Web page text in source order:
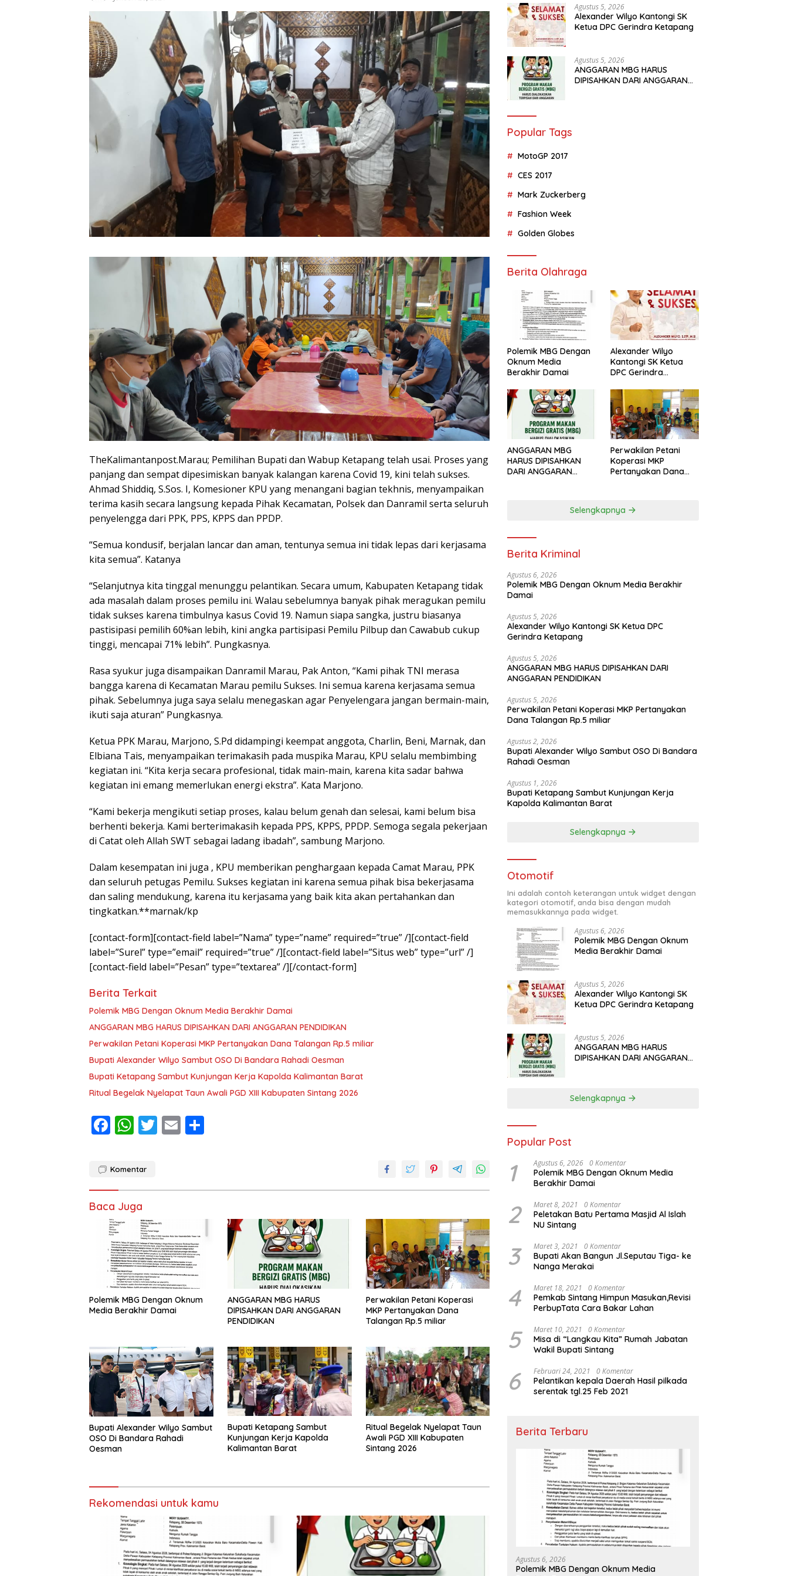
TheKalimantanpost.Marau; Pemilihan Bupati dan Wabup Ketapang telah usai. Proses yang
panjang dan sempat dipesimiskan banyak kalangan karena Covid 19, kini telah sukses.
Ahmad Shiddiq, S.Sos. I, Komesioner KPU yang menangani bagian tekhnis, menyampaikan
terima kasih secara langsung kepada Pihak Kecamatan, Polsek dan Danramil serta seluruh
penyelengga dari PPK, PPS, KPPS dan PPDP.
“Semua kondusif, berjalan lancar dan aman, tentunya semua ini tidak lepas dari kerjasama
kita semua”. Katanya
“Selanjutnya kita tinggal menunggu pelantikan. Secara umum, Kabupaten Ketapang tidak
ada masalah dalam proses pemilu ini. Walau sebelumnya banyak pihak meragukan pemilu
tidak sukses karena timbulnya kasus Covid 19. Namun siapa sangka, justru biasanya
pastisipasi pemilih 60%an lebih, kini angka partisipasi Pemilu Pilbup dan Cawabub cukup
tinggi, mencapai 71% lebih”. Pungkasnya.
Rasa syukur juga disampaikan Danramil Marau, Pak Anton, “Kami pihak TNI merasa
bangga karena di Kecamatan Marau pemilu Sukses. Ini semua karena kerjasama semua
pihak. Sebelumnya juga saya selalu menegaskan agar Penyelengara jangan bermain-main,
ikuti saja aturan” Pungkasnya.
Ketua PPK Marau, Marjono, S.Pd didampingi keempat anggota, Charlin, Beni, Marnak, dan
Elbiana Tais, menyampaikan terimakasih pada muspika Marau, KPU selalu membimbing
kegiatan ini. “Kita kerja secara profesional, tidak main-main, karena kita sadar bahwa
kegiatan ini emang memerlukan energi ekstra”. Kata Marjono.
“Kami bekerja mengikuti setiap proses, kalau belum genah dan selesai, kami belum bisa
berhenti bekerja. Kami berterimakasih kepada PPS, KPPS, PPDP. Semoga segala pekerjaan
di Catat oleh Allah SWT sebagai ladang ibadah”, sambung Marjono.
Dalam kesempatan ini juga , KPU memberikan penghargaan kepada Camat Marau, PPK
dan seluruh petugas Pemilu. Sukses kegiatan ini karena semua pihak bisa bekerjasama
dan saling mendukung, karena itu kerjasama yang baik kita akan pertahankan dan
tingkatkan.**marnak/kp
[contact-form][contact-field label=”Nama” type=”name” required=”true” /][contact-field
label=”Surel” type=”email” required=”true” /][contact-field label=”Situs web” type=”url” /]
[contact-field label=”Pesan” type=”textarea” /][/contact-form]
Berita Terkait
Polemik MBG Dengan Oknum Media Berakhir Damai
ANGGARAN MBG HARUS DIPISAHKAN DARI ANGGARAN PENDIDIKAN
Perwakilan Petani Koperasi MKP Pertanyakan Dana Talangan Rp.5 miliar
Bupati Alexander Wilyo Sambut OSO Di Bandara Rahadi Oesman
Bupati Ketapang Sambut Kunjungan Kerja Kapolda Kalimantan Barat
Ritual Begelak Nyelapat Taun Awali PGD XIII Kabupaten Sintang 2026
F
e
o
o
k
W
at
A
p
p
T E
Komentar
Baca Juga
Polemik MBG Dengan Oknum
Media Berakhir Damai
ANGGARAN MBG HARUS
DIPISAHKAN DARI ANGGARAN
PENDIDIKAN
Perwakilan Petani Koperasi
MKP Pertanyakan Dana
Talangan Rp.5 miliar
Bupati Alexander Wilyo Sambut
OSO Di Bandara Rahadi
Oesman
Bupati Ketapang Sambut
Kunjungan Kerja Kapolda
Kalimantan Barat
Ritual Begelak Nyelapat Taun
Awali PGD XIII Kabupaten
Sintang 2026
Rekomendasi untuk kamu
Agustus 5, 2026
Alexander Wilyo Kantongi SK
Ketua DPC Gerindra Ketapang
Agustus 5, 2026
ANGGARAN MBG HARUS
DIPISAHKAN DARI ANGGARAN
Popular Tags
MotoGP 2017
CES 2017
Mark Zuckerberg
Fashion Week
Golden Globes
Berita Olahraga
Polemik MBG Dengan
Oknum Media
Berakhir Damai
Alexander Wilyo
Kantongi SK Ketua
DPC Gerindra
ANGGARAN MBG
HARUS DIPISAHKAN
DARI ANGGARAN
Perwakilan Petani
Koperasi MKP
Pertanyakan Dana
Selengkapnya
Berita Kriminal
Agustus 6, 2026
Polemik MBG Dengan Oknum Media Berakhir
Damai
Agustus 5, 2026
Alexander Wilyo Kantongi SK Ketua DPC
Gerindra Ketapang
Agustus 5, 2026
ANGGARAN MBG HARUS DIPISAHKAN DARI
ANGGARAN PENDIDIKAN
Agustus 5, 2026
Perwakilan Petani Koperasi MKP Pertanyakan
Dana Talangan Rp.5 miliar
Agustus 2, 2026
Bupati Alexander Wilyo Sambut OSO Di Bandara
Rahadi Oesman
Agustus 1, 2026
Bupati Ketapang Sambut Kunjungan Kerja
Kapolda Kalimantan Barat
Selengkapnya
Otomotif
Ini adalah contoh keterangan untuk widget dengan
kategori otomotif, anda bisa dengan mudah
memasukkannya pada widget.
Agustus 6, 2026
Polemik MBG Dengan Oknum
Media Berakhir Damai
Agustus 5, 2026
Alexander Wilyo Kantongi SK
Ketua DPC Gerindra Ketapang
Agustus 5, 2026
ANGGARAN MBG HARUS
DIPISAHKAN DARI ANGGARAN
Selengkapnya
Popular Post
1 Agustus 6, 2026 0 Komentar
Polemik MBG Dengan Oknum Media
Berakhir Damai
2 Maret 8, 2021 0 Komentar
Peletakan Batu Pertama Masjid Al Islah
NU Sintang
3 Maret 3, 2021 0 Komentar
Bupati Akan Bangun Jl.Seputau Tiga- ke
Nanga Merakai
4 Maret 18, 2021 0 Komentar
Pemkab Sintang Himpun Masukan,Revisi
PerbupTata Cara Bakar Lahan
5 Maret 10, 2021 0 Komentar
Misa di “Langkau Kita” Rumah Jabatan
Wakil Bupati Sintang
6 Februari 24, 2021 0 Komentar
Pelantikan kepala Daerah Hasil pilkada
serentak tgl.25 Feb 2021
Berita Terbaru
Agustus 6, 2026
Polemik MBG Dengan Oknum Media